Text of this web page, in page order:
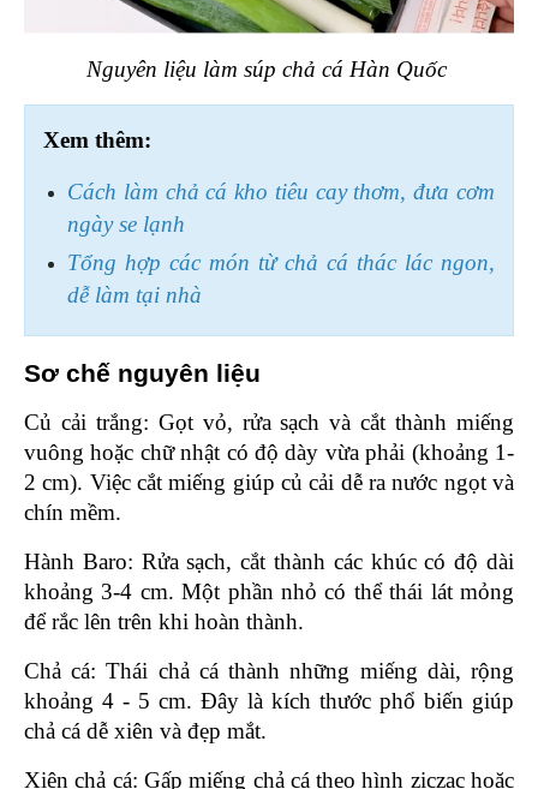
Nguyên liệu làm súp chả cá Hàn Quốc
Xem thêm:
Cách làm chả cá kho tiêu cay thơm, đưa cơm
ngày se lạnh
Tổng hợp các món từ chả cá thác lác ngon,
dễ làm tại nhà
Sơ chế nguyên liệu
Củ cải trắng: Gọt vỏ, rửa sạch và cắt thành miếng
vuông hoặc chữ nhật có độ dày vừa phải (khoảng 1-
2 cm). Việc cắt miếng giúp củ cải dễ ra nước ngọt và
chín mềm.
Hành Baro: Rửa sạch, cắt thành các khúc có độ dài
khoảng 3-4 cm. Một phần nhỏ có thể thái lát mỏng
để rắc lên trên khi hoàn thành.
Chả cá: Thái chả cá thành những miếng dài, rộng
khoảng 4 - 5 cm. Đây là kích thước phổ biến giúp
chả cá dễ xiên và đẹp mắt.
Xiên chả cá: Gấp miếng chả cá theo hình ziczac hoặc